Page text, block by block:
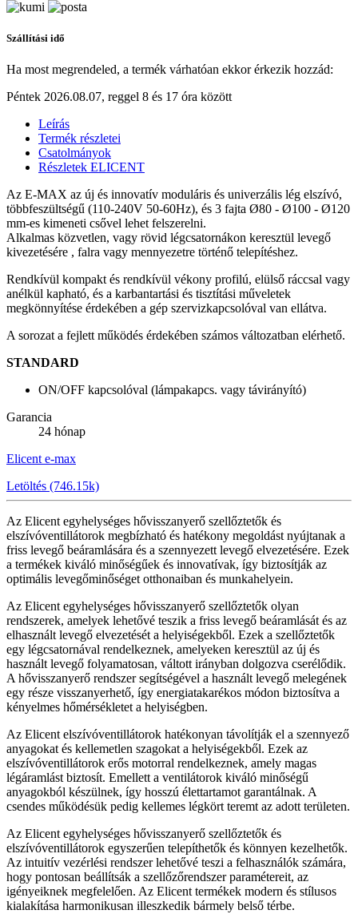
Szállítási idő
Ha most megrendeled, a termék várhatóan ekkor érkezik hozzád:
Péntek 2026.08.07, reggel 8 és 17 óra között
Leírás
Termék részletei
Csatolmányok
Részletek ELICENT
Az E-MAX az új és innovatív moduláris és univerzális lég elszívó,
többfeszültségű (110-240V 50-60Hz), és 3 fajta Ø80 - Ø100 - Ø120
mm-es kimeneti csővel lehet felszerelni.
Alkalmas közvetlen, vagy rövid légcsatornákon keresztül levegő
kivezetésére , falra vagy mennyezetre történő telepítéshez.
Rendkívül kompakt és rendkívül vékony profilú, elülső ráccsal vagy
anélkül kapható, és a karbantartási és tisztítási műveletek
megkönnyítése érdekében a gép szervizkapcsolóval van ellátva.
A sorozat a fejlett működés érdekében számos változatban elérhető.
STANDARD
ON/OFF kapcsolóval (lámpakapcs. vagy távirányító)
Garancia
24 hónap
Elicent e-max
Letöltés (746.15k)
Az Elicent egyhelységes hővisszanyerő szellőztetők és
elszívóventillátorok megbízható és hatékony megoldást nyújtanak a
friss levegő beáramlására és a szennyezett levegő elvezetésére. Ezek
a termékek kiváló minőségűek és innovatívak, így biztosítják az
optimális levegőminőséget otthonaiban és munkahelyein.
Az Elicent egyhelységes hővisszanyerő szellőztetők olyan
rendszerek, amelyek lehetővé teszik a friss levegő beáramlását és az
elhasznált levegő elvezetését a helyiségekből. Ezek a szellőztetők
egy légcsatornával rendelkeznek, amelyeken keresztül az új és
használt levegő folyamatosan, váltott irányban dolgozva cserélődik.
A hővisszanyerő rendszer segítségével a használt levegő melegének
egy része visszanyerhető, így energiatakarékos módon biztosítva a
kényelmes hőmérsékletet a helyiségben.
Az Elicent elszívóventillátorok hatékonyan távolítják el a szennyező
anyagokat és kellemetlen szagokat a helyiségekből. Ezek az
elszívóventillátorok erős motorral rendelkeznek, amely magas
légáramlást biztosít. Emellett a ventilátorok kiváló minőségű
anyagokból készülnek, így hosszú élettartamot garantálnak. A
csendes működésük pedig kellemes légkört teremt az adott területen.
Az Elicent egyhelységes hővisszanyerő szellőztetők és
elszívóventillátorok egyszerűen telepíthetők és könnyen kezelhetők.
Az intuitív vezérlési rendszer lehetővé teszi a felhasználók számára,
hogy pontosan beállítsák a szellőzőrendszer paramétereit, az
igényeiknek megfelelően. Az Elicent termékek modern és stílusos
kialakítása harmonikusan illeszkedik bármely belső térbe.